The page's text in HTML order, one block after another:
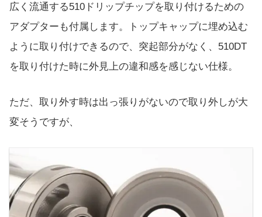
広く流通する510ドリップチップを取り付けるための
アダプターも付属します。トップキャップに埋め込む
ように取り付けできるので、突起部分がなく、510DT
を取り付けた時に外見上の違和感を感じない仕様。
ただ、取り外す時は出っ張りがないので取り外しが大
変そうですが、